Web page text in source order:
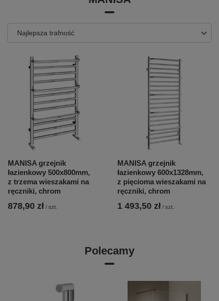
Najlepsza trafność
MANISA grzejnik
łazienkowy 500x800mm,
z trzema wieszakami na
ręczniki, chrom
878,90 zł / szt.
MANISA grzejnik
łazienkowy 600x1328mm,
z pięcioma wieszakami na
ręczniki, chrom
1 493,50 zł / szt.
Polecamy